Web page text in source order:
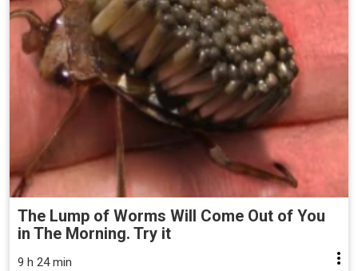
The Lump of Worms Will Come Out of You
in The Morning. Try it
9 h 24 min